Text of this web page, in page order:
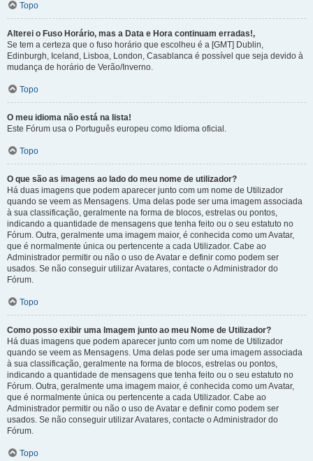
Topo
Alterei o Fuso Horário, mas a Data e Hora continuam erradas!,
Se tem a certeza que o fuso horário que escolheu é a [GMT] Dublin,
Edinburgh, Iceland, Lisboa, London, Casablanca é possível que seja devido à
mudança de horário de Verão/Inverno.
Topo
O meu idioma não está na lista!
Este Fórum usa o Português europeu como Idioma oficial.
Topo
O que são as imagens ao lado do meu nome de utilizador?
Há duas imagens que podem aparecer junto com um nome de Utilizador
quando se veem as Mensagens. Uma delas pode ser uma imagem associada
à sua classificação, geralmente na forma de blocos, estrelas ou pontos,
indicando a quantidade de mensagens que tenha feito ou o seu estatuto no
Fórum. Outra, geralmente uma imagem maior, é conhecida como um Avatar,
que é normalmente única ou pertencente a cada Utilizador. Cabe ao
Administrador permitir ou não o uso de Avatar e definir como podem ser
usados. Se não conseguir utilizar Avatares, contacte o Administrador do
Fórum.
Topo
Como posso exibir uma Imagem junto ao meu Nome de Utilizador?
Há duas imagens que podem aparecer junto com um nome de Utilizador
quando se veem as Mensagens. Uma delas pode ser uma imagem associada
à sua classificação, geralmente na forma de blocos, estrelas ou pontos,
indicando a quantidade de mensagens que tenha feito ou o seu estatuto no
Fórum. Outra, geralmente uma imagem maior, é conhecida como um Avatar,
que é normalmente única ou pertencente a cada Utilizador. Cabe ao
Administrador permitir ou não o uso de Avatar e definir como podem ser
usados. Se não conseguir utilizar Avatares, contacte o Administrador do
Fórum.
Topo